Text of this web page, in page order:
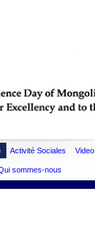
Activité Sociales Video
sommes-nous